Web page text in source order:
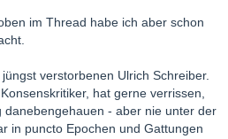
im Thread habe ich aber schon
verstorbenen Ulrich Schreiber.
hat gerne verrissen,
danebengehauen - aber nie unter der
in puncto Epochen und Gattungen